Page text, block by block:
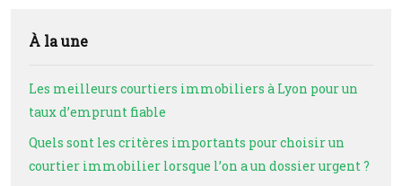
À la une
Les meilleurs courtiers immobiliers à Lyon pour un
taux d’emprunt fiable
Quels sont les critères importants pour choisir un
courtier immobilier lorsque l’on a un dossier urgent ?